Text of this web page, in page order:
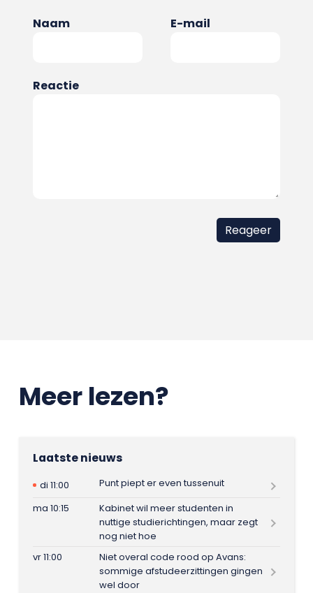
Naam E-mail
Reactie
Meer lezen?
Laatste nieuws
di 11:00
Punt piept er even tussenuit
ma 10:15
Kabinet wil meer studenten in
nuttige studierichtingen, maar zegt
nog niet hoe
vr 11:00
Niet overal code rood op Avans:
sommige afstudeerzittingen gingen
wel door